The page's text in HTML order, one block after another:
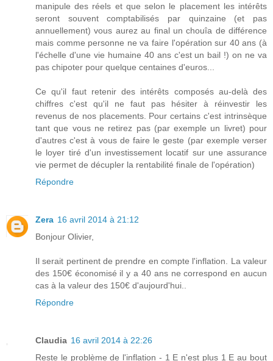
manipule des réels et que selon le placement les intérêts
seront souvent comptabilisés par quinzaine (et pas
annuellement) vous aurez au final un chouîa de différence
mais comme personne ne va faire l'opération sur 40 ans (à
l'échelle d'une vie humaine 40 ans c'est un bail !) on ne va
pas chipoter pour quelque centaines d'euros...
Ce qu'il faut retenir des intérêts composés au-delà des
chiffres c'est qu'il ne faut pas hésiter à réinvestir les
revenus de nos placements. Pour certains c'est intrinsèque
tant que vous ne retirez pas (par exemple un livret) pour
d'autres c'est à vous de faire le geste (par exemple verser
le loyer tiré d'un investissement locatif sur une assurance
vie permet de décupler la rentabilité finale de l'opération)
Répondre
Zera 16 avril 2014 à 21:12
Bonjour Olivier,
Il serait pertinent de prendre en compte l'inflation. La valeur
des 150€ économisé il y a 40 ans ne correspond en aucun
cas à la valeur des 150€ d'aujourd'hui..
Répondre
Claudia 16 avril 2014 à 22:26
Reste le problème de l'inflation - 1 E n'est plus 1 E au bout